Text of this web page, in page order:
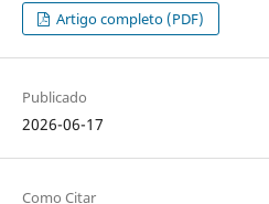
Artigo completo (PDF)
Publicado
2026-06-17
Como Citar